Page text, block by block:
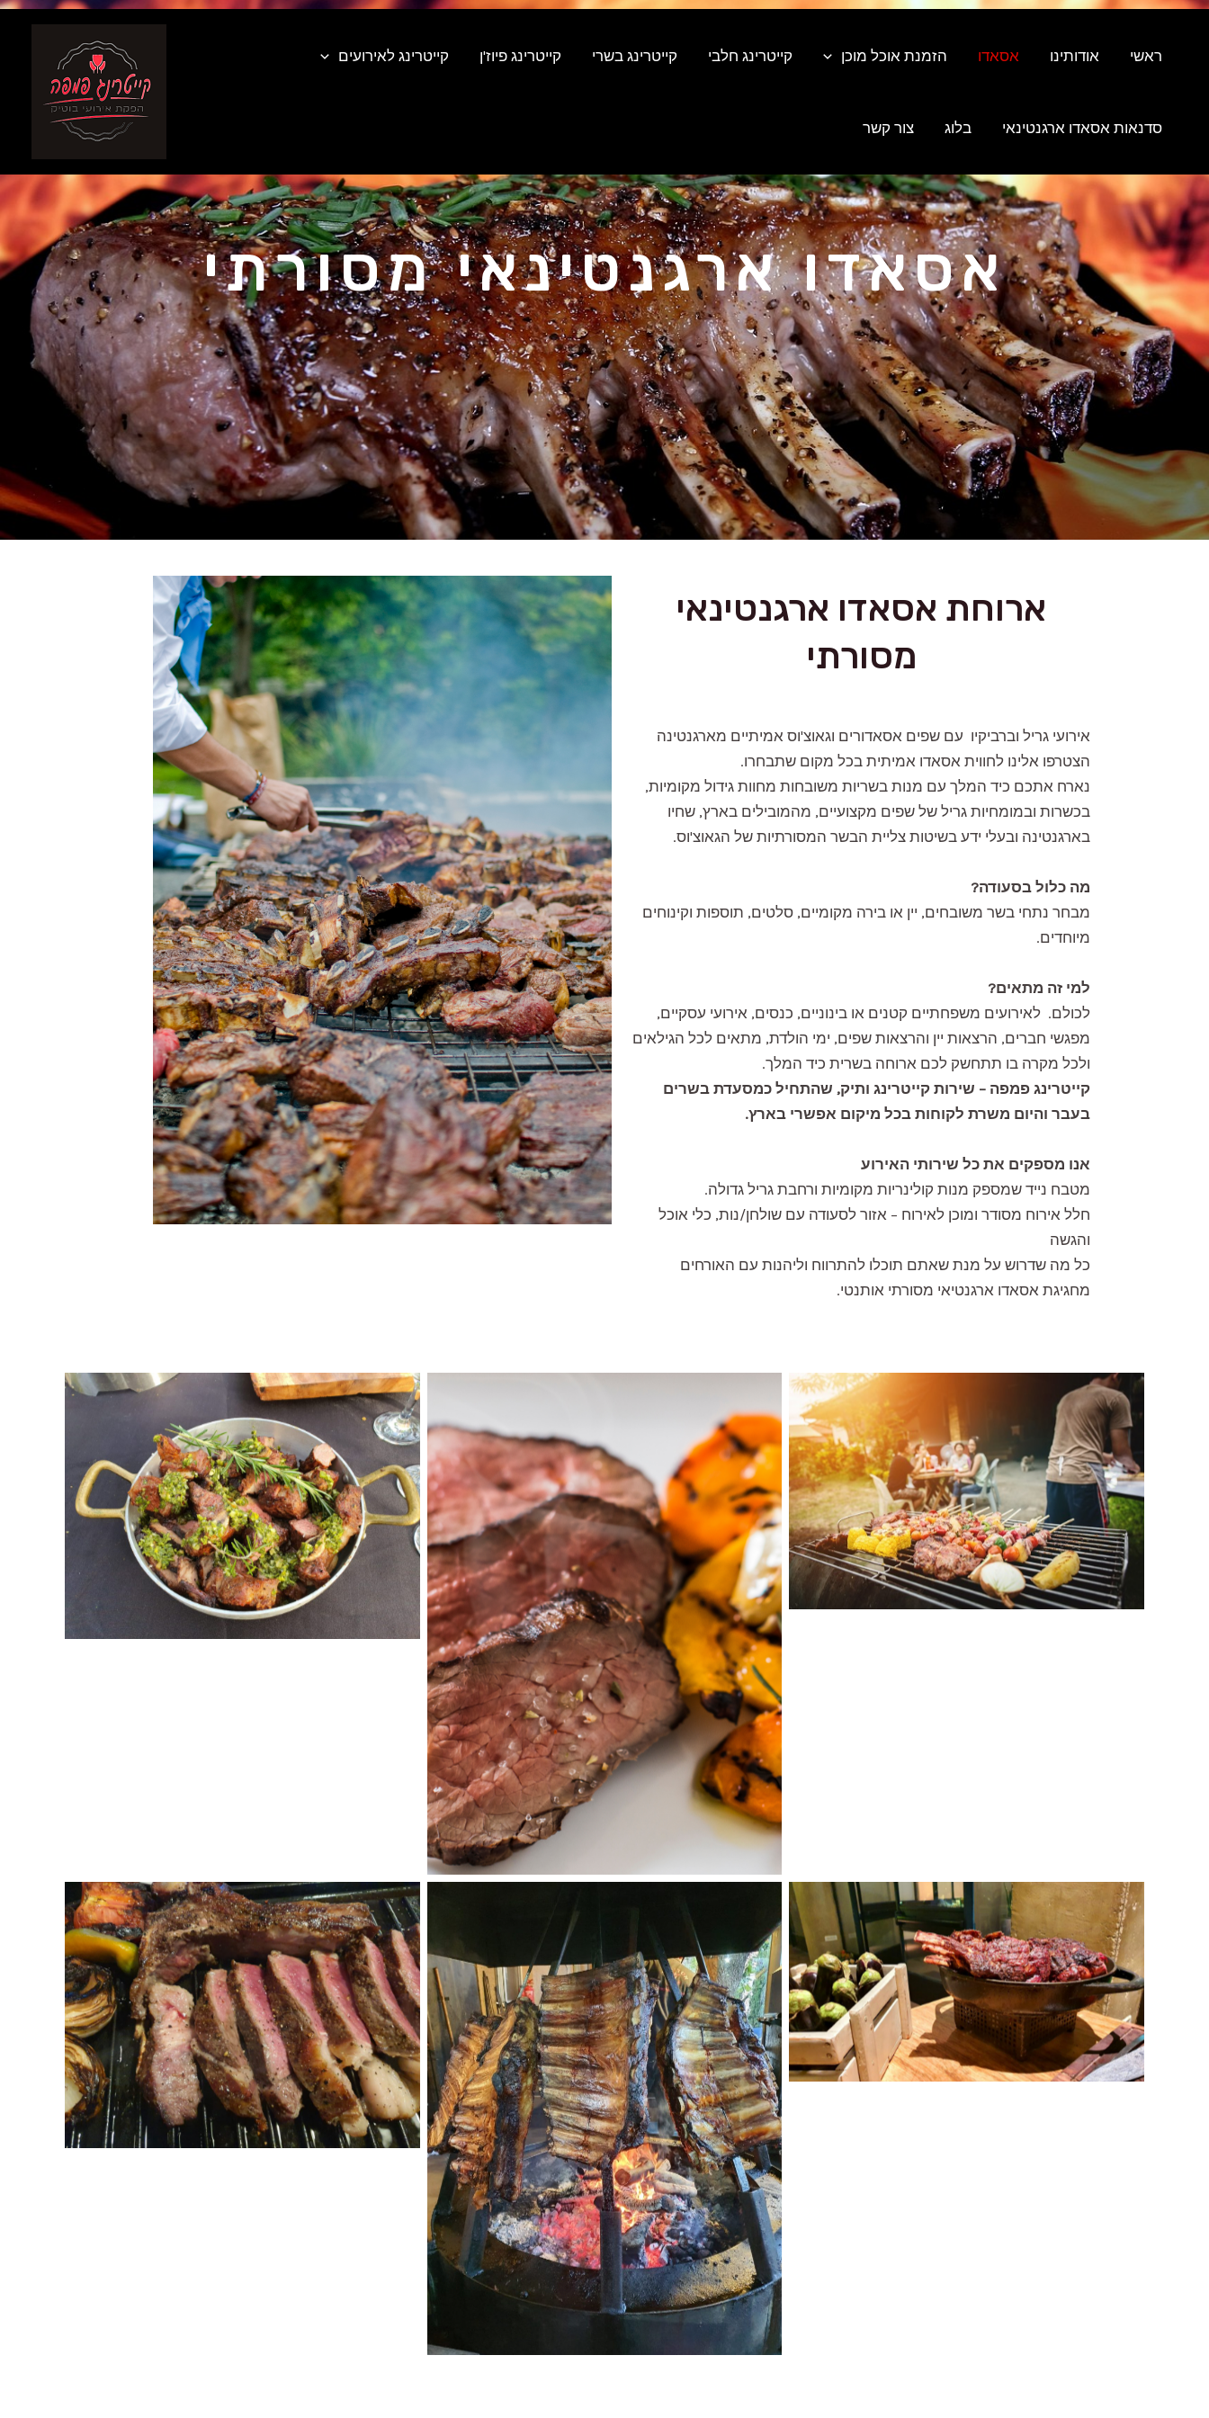
דילוג
ראשי
אודותינו אסאדו הזמנת אוכל מוכן קייטרינג חלבי קייטרינג בשרי קייטרינג פיוז'ן קייטרינג לאירועים
סדנאות אסאדו ארגנטינאי בלוג צור קשר
אסאדו ארגנטינאי מסורתי
ארוחת אסאדו ארגנטינאי
מסורתי
אירועי גריל וברביקיו עם שפים אסאדורים וגאוצ'וס אמיתיים מארגנטינה
הצטרפו אלינו לחווית אסאדו אמיתית בכל מקום שתבחרו.
נארח אתכם כיד המלך עם מנות בשריות משובחות מחוות גידול מקומיות,
בכשרות ובמומחיות גריל של שפים מקצועיים, מהמובילים בארץ, שחיו
בארגנטינה ובעלי ידע בשיטות צליית הבשר המסורתיות של הגאוצ'וס.
מה כלול בסעודה?
מבחר נתחי בשר משובחים, יין או בירה מקומיים, סלטים, תוספות וקינוחים
מיוחדים.
למי זה מתאים?
לכולם. לאירועים משפחתיים קטנים או בינוניים, כנסים, אירועי עסקיים,
מפגשי חברים, הרצאות יין והרצאות שפים, ימי הולדת, מתאים לכל הגילאים
ולכל מקרה בו תתחשק לכם ארוחה בשרית כיד המלך.
קייטרינג פמפה – שירות קייטרינג ותיק, שהתחיל כמסעדת בשרים
בעבר והיום משרת לקוחות בכל מיקום אפשרי בארץ.
אנו מספקים את כל שירותי האירוע
מטבח נייד שמספק מנות קולינריות מקומיות ורחבת גריל גדולה.
חלל אירוח מסודר ומוכן לאירוח – אזור לסעודה עם שולחן/נות, כלי אוכל
והגשה
כל מה שדרוש על מנת שאתם תוכלו להתרווח וליהנות עם האורחים
מחגיגת אסאדו ארגנטיאי מסורתי אותנטי.
אסאדו ארגנטינאי מסורתי, קייטרינג פמפה
אסאדו ארגנטינאי מסורתי, קייטרינג פמפה
אסאדו ארגנטינאי מסורתי, קייטרינג פמפה
אסאדו ארגנטינאי מסורתי, קייטרינג פמפה
אסאדו ארגנטינאי מסורתי, קייטרינג פמפה
אסאדו ארגנטינאי מסורתי, קייטרינג פמפה